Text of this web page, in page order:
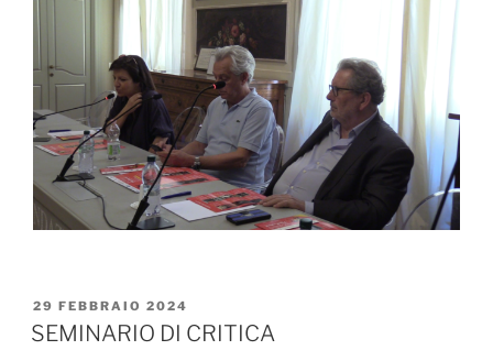
PUBBLICATO
IL
29 FEBBRAIO 2024
SEMINARIO DI CRITICA